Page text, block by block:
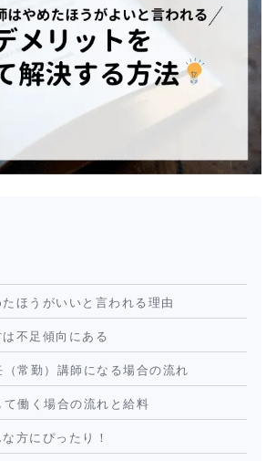
ほうがいいと言われる理由
不足傾向にある
常勤）講師になる場合の流れ
働く場合の流れと給料
方にぴったり！